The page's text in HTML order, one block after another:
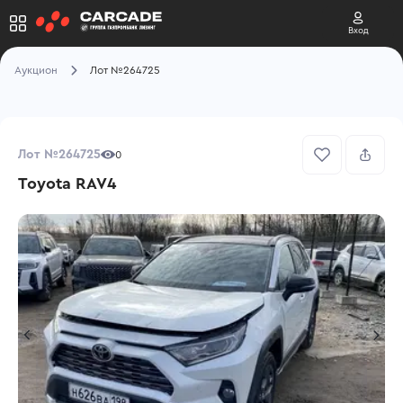
Вход
Аукцион Лот №264725
Лот №264725 0
Toyota RAV4